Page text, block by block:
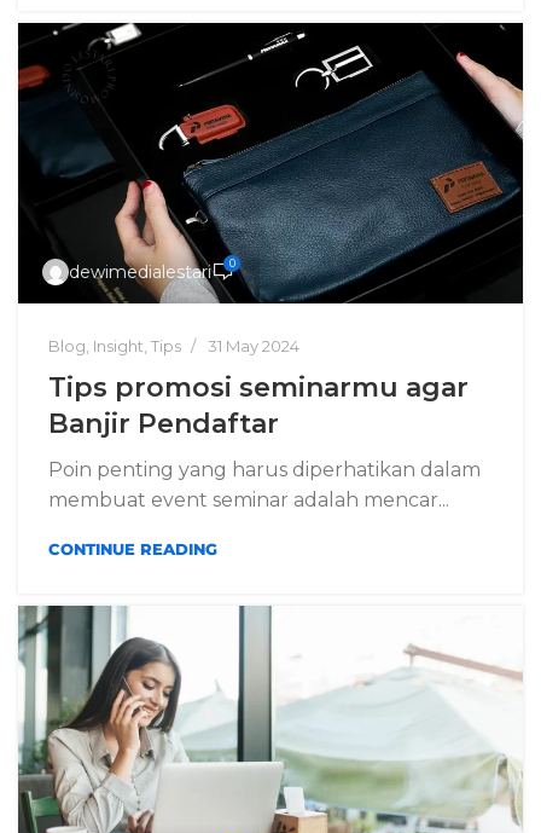
dewimedialestari 0
Blog Insight Tips 31 May 2024
Tips promosi seminarmu agar
Banjir Pendaftar
Poin penting yang harus diperhatikan dalam
membuat event seminar adalah mencar...
CONTINUE READING